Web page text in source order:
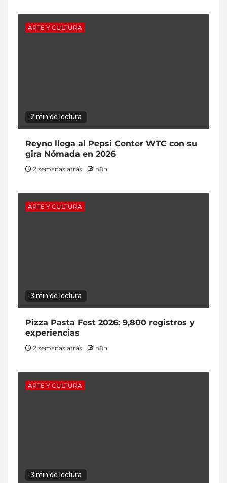
ARTE Y CULTURA
2 min de lectura
Reyno llega al Pepsi Center WTC con su
gira Nómada en 2026
2 semanas atrás n8n
ARTE Y CULTURA
3 min de lectura
Pizza Pasta Fest 2026: 9,800 registros y
experiencias
2 semanas atrás n8n
ARTE Y CULTURA
3 min de lectura